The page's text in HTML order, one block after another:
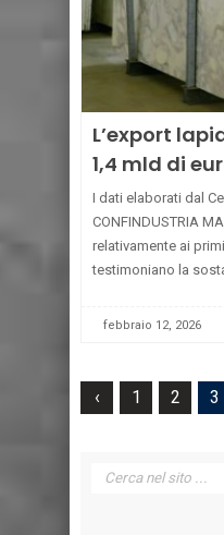
L’export
1,4 mld di
mesi del
I dati elaborati dal
CONFINDUSTRIA
relativamente ai
testimoniano la
pietre naturali già
febbraio 12, 2026
‹ 1 2 3